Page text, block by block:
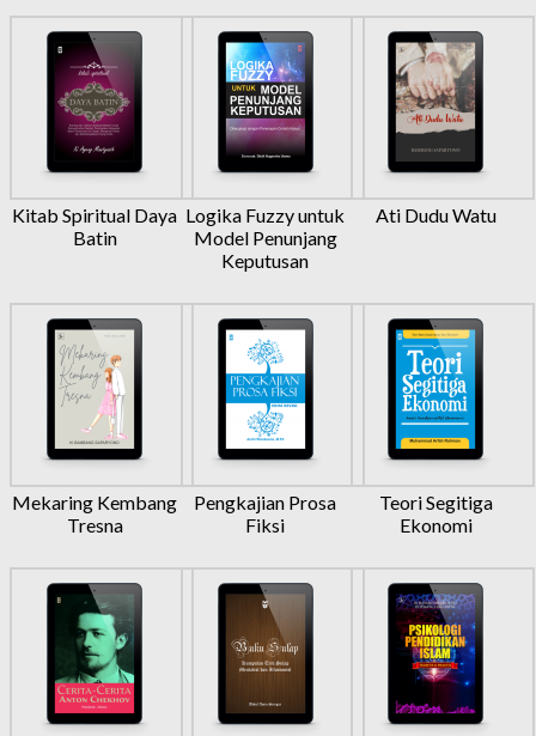
Kitab Spiritual Daya
Batin
Logika Fuzzy untuk
Model Penunjang
Keputusan
Ati Dudu Watu
Mekaring Kembang
Tresna
Pengkajian Prosa
Fiksi
Teori Segitiga
Ekonomi